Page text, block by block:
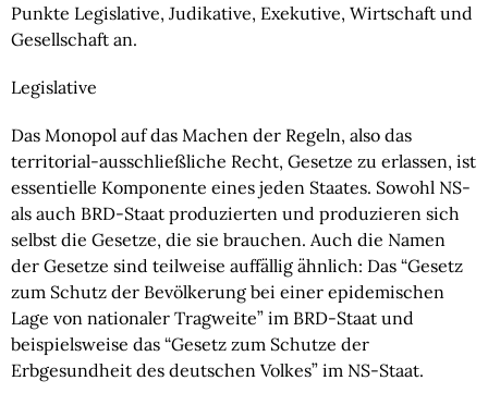
Punkte Legislative, Judikative, Exekutive, Wirtschaft und
Gesellschaft an.
Legislative
Das Monopol auf das Machen der Regeln, also das
territorial-ausschließliche Recht, Gesetze zu erlassen, ist
essentielle Komponente eines jeden Staates. Sowohl NS-
als auch BRD-Staat produzierten und produzieren sich
selbst die Gesetze, die sie brauchen. Auch die Namen
der Gesetze sind teilweise auffällig ähnlich: Das “Gesetz
zum Schutz der Bevölkerung bei einer epidemischen
Lage von nationaler Tragweite” im BRD-Staat und
beispielsweise das “Gesetz zum Schutze der
Erbgesundheit des deutschen Volkes” im NS-Staat.